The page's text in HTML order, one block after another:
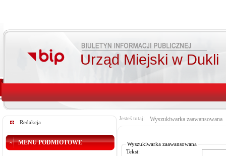
Urząd Miejski w Dukli
Redakcja
MENU PODMIOTOWE
Jesteś tutaj: Wyszukiwarka zaawansowana
Wyszukiwarka zaawansowana
Tekst: